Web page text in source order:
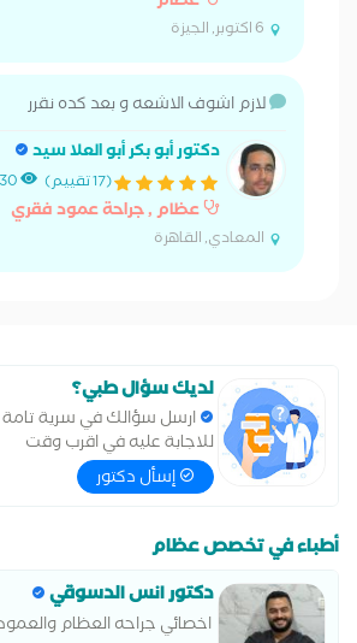
6 اكتوبر, الجيزة
لازم اشوف الاشعه و بعد كده نقرر
دكتور أبو بكر أبو العلا سيد
(17 تقييم)
عظام , جراحة عمود فقري
المعادي, القاهرة
لديك سؤال طبي؟
ارسل سؤالك في سرية
للاجابة عليه في اقرب وقت
إسأل دكتور
أطباء في تخصص عظام
دكتور انس الدسوقي
اخصائي جراحه العظام